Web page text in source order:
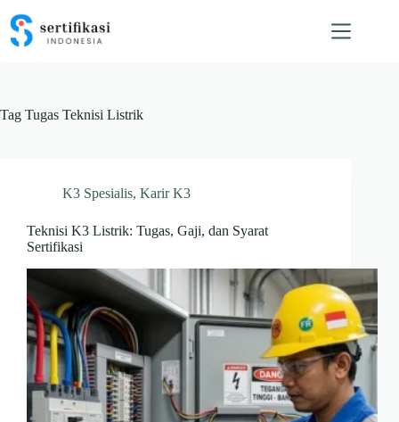
content
Tag Tugas Teknisi Listrik
K3 Spesialis, Karir K3
Teknisi K3 Listrik: Tugas, Gaji, dan Syarat
Sertifikasi